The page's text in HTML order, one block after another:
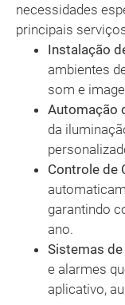
necessidades
principais
Instalação
ambientes
som e
Automação
da
Controle de
garantindo
ano.
Sistemas de
e alarmes
aplicativo,